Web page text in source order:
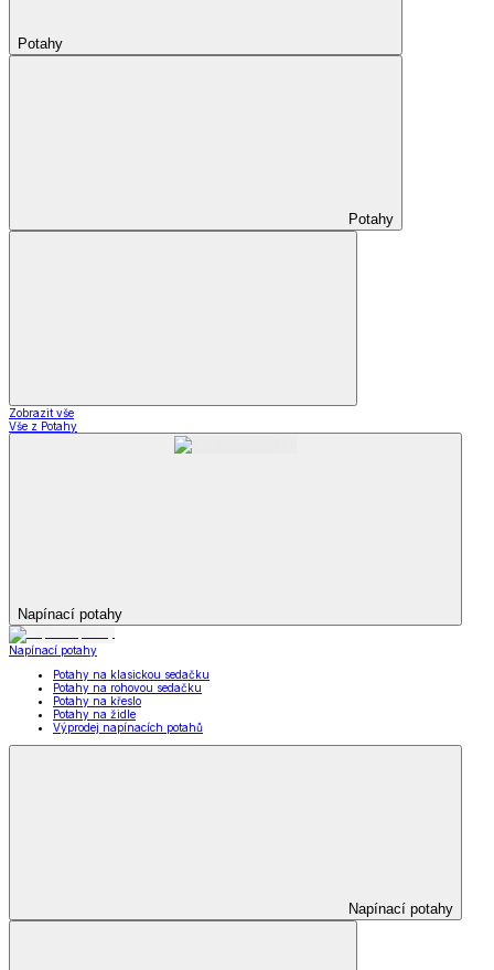
Potahy
Potahy
Zobrazit vše
Vše z Potahy
Napínací potahy
Napínací potahy
Potahy na klasickou sedačku
Potahy na rohovou sedačku
Potahy na křeslo
Potahy na židle
Výprodej napínacích potahů
Napínací potahy